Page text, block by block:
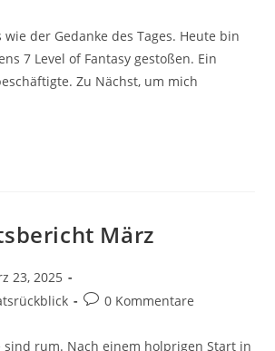
der Gedanke des Tages. Heute bin
7 Level of Fantasy gestoßen. Ein
Zu Nächst, um mich
März
23, 2025
0 Kommentare
sind rum. Nach einem holprigen Start in